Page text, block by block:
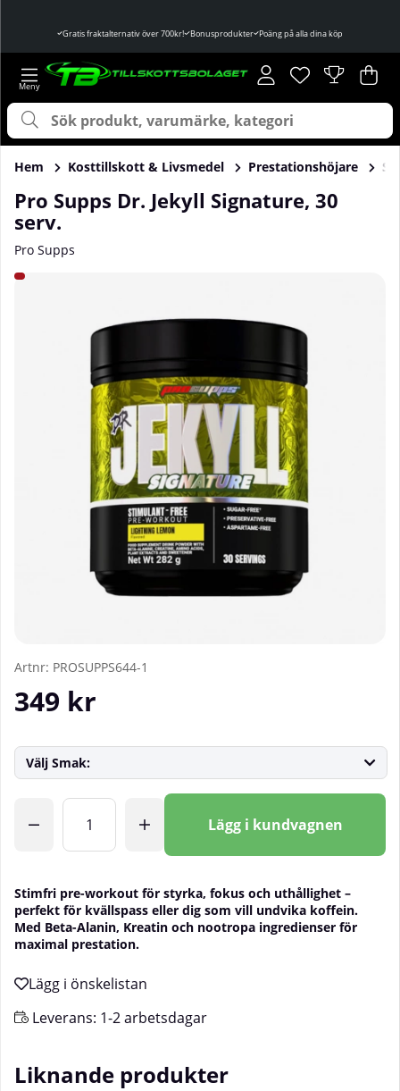
Gratis fraktalternativ över 700kr! Bonusprodukter Poäng på alla dina köp
Önskelista
Antal i
. .
Hem Kosttillskott & Livsmedel Prestationshöjare
Pro Supps Dr. Jekyll Signature, 30
serv.
Pro Supps
Produktbilder Pro Supps Dr. Jekyll Signature, 30 serv.
Artnr: PROSUPPS644-1
349 kr
Välj Smak:
Lägg i kundvagnen
Stimfri pre-workout för styrka, fokus och uthållighet –
perfekt för kvällspass eller dig som vill undvika koffein.
Med Beta-Alanin, Kreatin och nootropa ingredienser för
maximal prestation.
Leverans: 1-2 arbetsdagar
Liknande produkter